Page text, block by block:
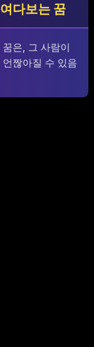
다보는 꿈
은, 그 사람이
짢아질 수 있음